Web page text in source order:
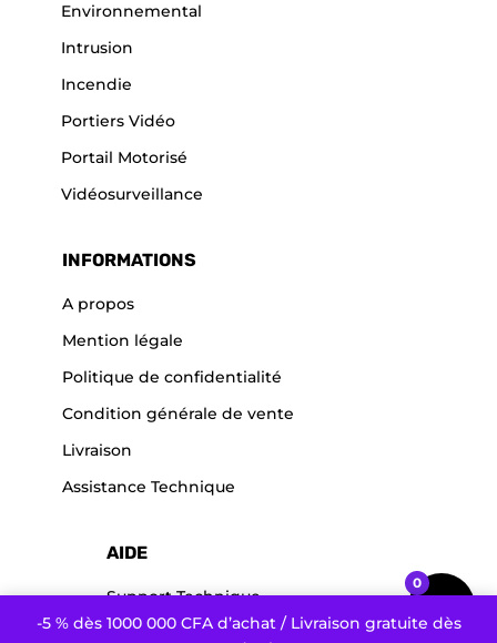
-5 % dès 1000 000 CFA d’achat / Livraison gratuite dès
Environnemental
Intrusion
Incendie
Portiers Vidéo
Portail Motorisé
Vidéosurveillance
INFORMATIONS
A propos
Mention légale
Politique de confidentialité
Condition générale de vente
Livraison
Assistance Technique
AIDE
Support Technique
Service après vente
0